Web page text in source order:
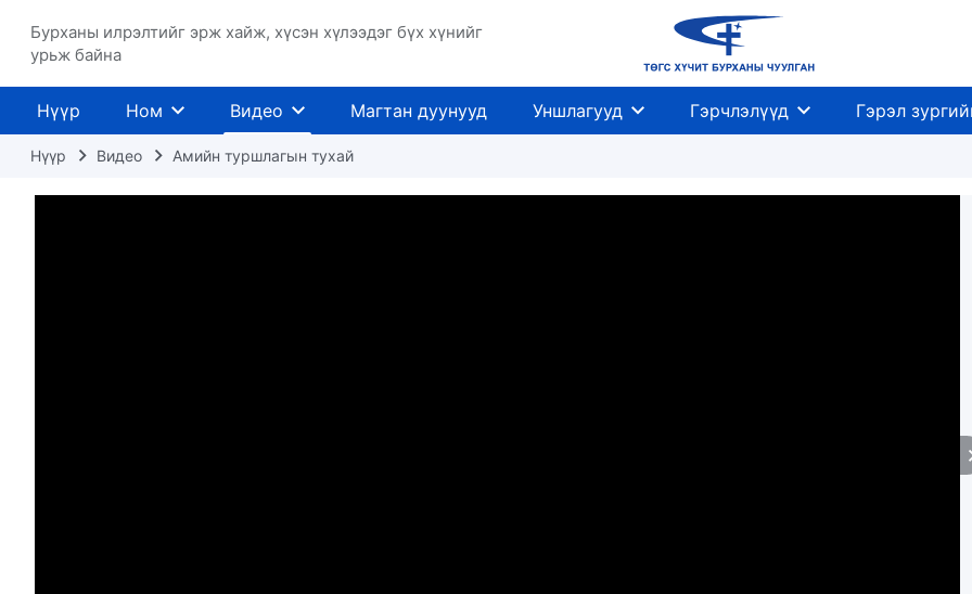
Бурханы илрэлтийг эрж хайж, хүсэн хүлээдэг бүх хүнийг
урьж байна
Нүүр Ном Видео Магтан дуунууд Уншлагууд Гэрчлэлүүд Гэрэл
Нүүр Видео Амийн туршлагын тухай